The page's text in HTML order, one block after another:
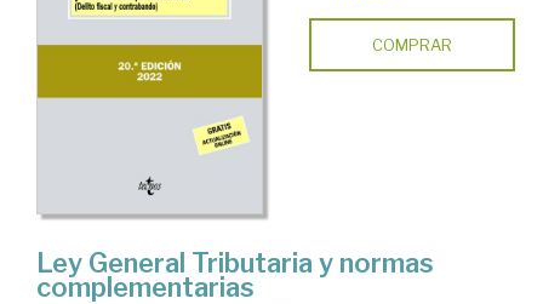
COMPRAR
Ley General Tributaria y normas
complementarias